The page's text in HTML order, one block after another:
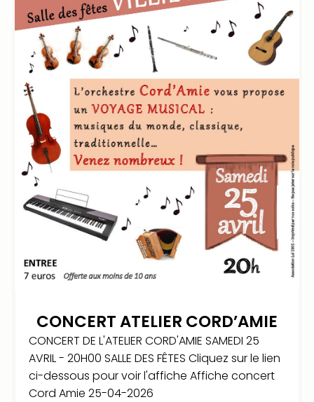
CONCERT ATELIER CORD’AMIE
CONCERT DE L'ATELIER CORD'AMIE SAMEDI 25
AVRIL - 20H00 SALLE DES FÊTES Cliquez sur le lien
ci-dessous pour voir l'affiche Affiche concert
Cord Amie 25-04-2026